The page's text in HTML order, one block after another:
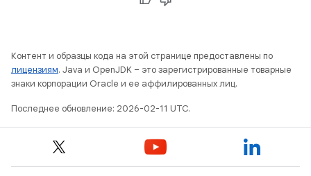
Контент и образцы кода на этой странице предоставлены по
лицензиям. Java и OpenJDK – это зарегистрированные товарные
знаки корпорации Oracle и ее аффилированных лиц.
Последнее обновление: 2026-02-11 UTC.